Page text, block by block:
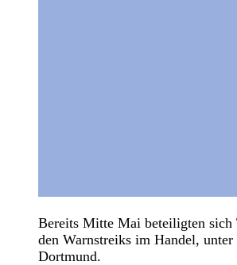
Bereits Mitte Mai beteiligten sich
den Warnstreiks im Handel, unter
Dortmund.